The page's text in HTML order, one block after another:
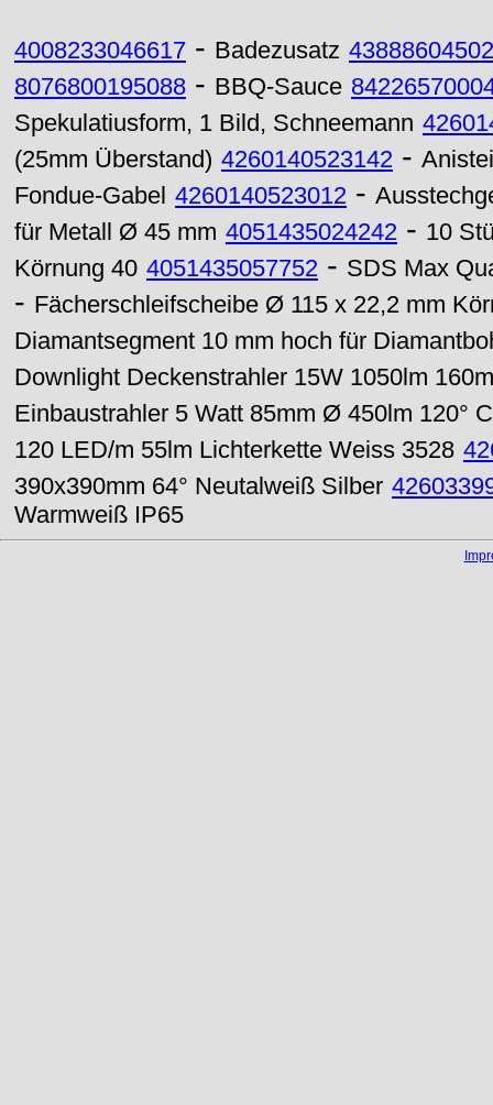
4008233046617 - Badezusatz
8076800195088 - BBQ-Sauce
Spekulatiusform, 1 Bild, Schneemann
(25mm Überstand) 4260140523142 -
Fondue-Gabel 4260140523012 -
für Metall Ø 45 mm 4051435024242 - 10
Körnung 40 4051435057752 - SDS Max
- Fächerschleifscheibe Ø 115 x 22,2 mm
Diamantsegment 10 mm hoch für
Downlight Deckenstrahler 15W 1050lm
Einbaustrahler 5 Watt 85mm Ø 450lm 120°
120 LED/m 55lm Lichterkette Weiss 3528
390x390mm 64° Neutalweiß Silber
Warmweiß IP65